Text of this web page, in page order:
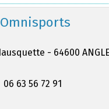
- 64600
06 63 56 72 91